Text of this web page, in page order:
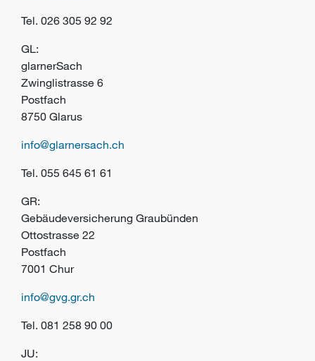
Tel. 026 305 92 92
GL:
glarnerSach
Zwinglistrasse 6
Postfach
8750 Glarus
info@glarnersach.ch
Tel. 055 645 61 61
GR:
Gebäudeversicherung Graubünden
Ottostrasse 22
Postfach
7001 Chur
info@gvg.gr.ch
Tel. 081 258 90 00
JU: